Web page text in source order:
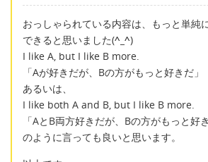
おっしゃられている内容は、もっと単純
できると思いました(^_^)
I like A, but I like B more.
「Aが好きだが、Bの方がもっと好きだ」
あるいは、
I like both A and B, but I like B more.
「AとB両方好きだが、Bの方がもっと好
のように言っても良いと思います。